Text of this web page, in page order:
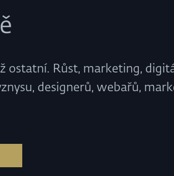
ostatní. Růst, marketing,
designerů, webařů,